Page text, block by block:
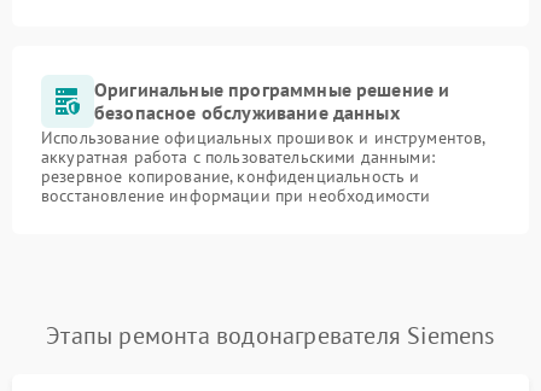
Оригинальные программные решение и
безопасное обслуживание данных
Использование официальных прошивок и инструментов,
аккуратная работа с пользовательскими данными:
резервное копирование, конфиденциальность и
восстановление информации при необходимости
Этапы ремонта водонагревателя Siemens